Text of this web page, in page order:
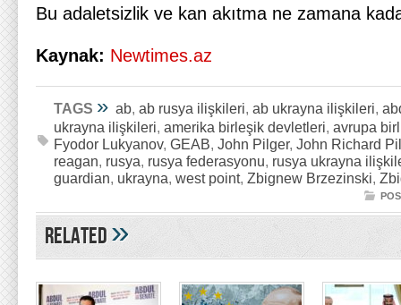
Bu adaletsizlik ve kan akıtma ne zamana
Kaynak: Newtimes.az
TAGS » ab, ab rusya ilişkileri, ab ukrayna ilişkileri,
ukrayna ilişkileri, amerika birleşik devletleri, avrupa
Fyodor Lukyanov, GEAB, John Pilger, John Richard
reagan, rusya, rusya federasyonu, rusya ukrayna
guardian, ukrayna, west point, Zbignew Brzezinski,
Related»